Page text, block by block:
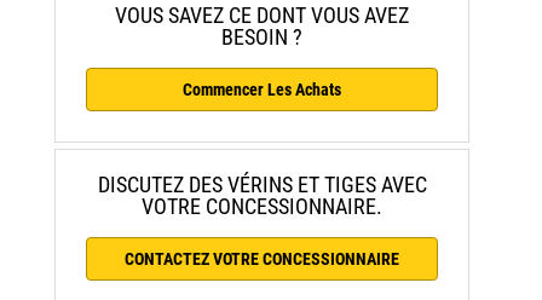
VOUS SAVEZ CE DONT VOUS AVEZ
BESOIN ?
Commencer Les Achats
DISCUTEZ DES VÉRINS ET TIGES AVEC
VOTRE CONCESSIONNAIRE.
CONTACTEZ VOTRE CONCESSIONNAIRE